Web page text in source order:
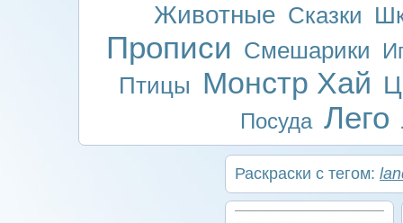
Животные Сказки
Прописи Смешарики
Птицы Монстр Хай
Посуда Лего
Раскраски с тегом: